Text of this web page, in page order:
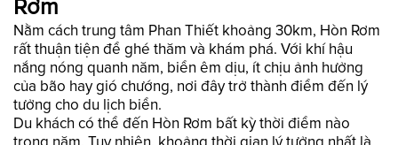
Rơm
Nằm cách trung tâm Phan Thiết khoảng 30km, Hòn Rơm
rất thuận tiện để ghé thăm và khám phá. Với khí hậu
nắng nóng quanh năm, biển êm dịu, ít chịu ảnh hưởng
của bão hay gió chướng, nơi đây trở thành điểm đến lý
tưởng cho du lịch biển.
Du khách có thể đến Hòn Rơm bất kỳ thời điểm nào